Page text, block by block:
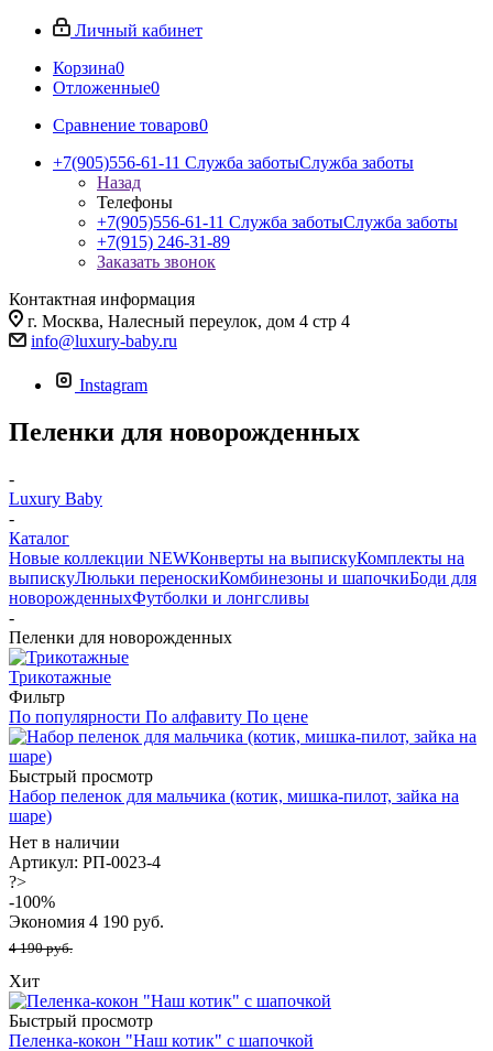
Личный кабинет
Корзина0
Отложенные0
Сравнение товаров0
+7(905)556-61-11 Служба заботыСлужба заботы
Назад
Телефоны
+7(905)556-61-11 Служба заботыСлужба заботы
+7(915) 246-31-89
Заказать звонок
Контактная информация
г. Москва, Налесный переулок, дом 4 стр 4
info@luxury-baby.ru
Instagram
Пеленки для новорожденных
-
Luxury Baby
-
Каталог
Новые коллекции NEWКонверты на выпискуКомплекты на
выпискуЛюльки переноскиКомбинезоны и шапочкиБоди для
новорожденныхФутболки и лонгсливы
-
Пеленки для новорожденных
Трикотажные
Фильтр
По популярности По алфавиту По цене
Быстрый просмотр
Набор пеленок для мальчика (котик, мишка-пилот, зайка на
шаре)
Нет в наличии
Артикул: РП-0023-4
?>
-100%
Экономия 4 190 руб.
4 190 руб.
Хит
Быстрый просмотр
Пеленка-кокон "Наш котик" с шапочкой